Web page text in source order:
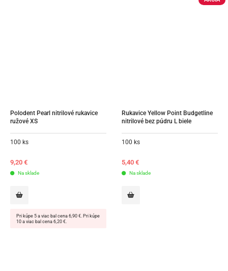
Polodent Pearl nitrilové rukavice
ružové XS
100 ks
9,20 €
Na sklade
Pri kúpe 5 a viac bal cena 6,90 €. Pri kúpe
10 a viac bal cena 6,20 €.
Rukavice Yellow Point Budgetline
nitrilové bez púdru L biele
100 ks
5,40 €
Na sklade